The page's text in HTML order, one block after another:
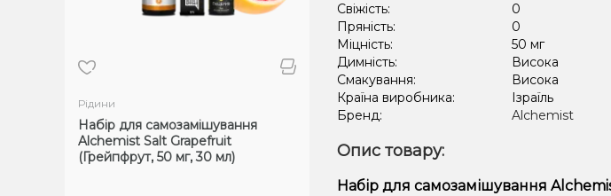
Рідини
Набір для самозамішування
Alchemist Salt Grapefruit
(Грейпфрут, 50 мг, 30 мл)
Свіжість:
0
Пряність:
0
Міцність:
50 мг
Димність:
Висока
Смакування:
Висока
Країна виробника:
Ізраїль
Бренд:
Alchemist
Опис товару:
Набір для самозамішування